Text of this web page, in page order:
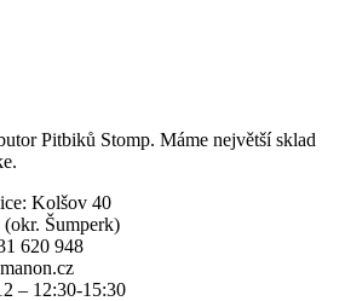
Pitbiků Stomp. Máme největší sklad
Kolšov 40
Šumperk)
620 948
– 12:30-15:30